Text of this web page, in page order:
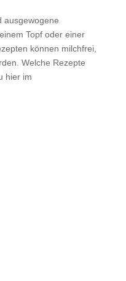
ausgewogene
Topf oder einer
können milchfrei,
Welche Rezepte
hier im